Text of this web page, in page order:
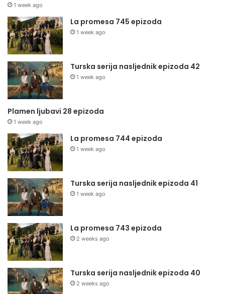
1 week ago
La promesa 745 epizoda
1 week ago
Turska serija nasljednik epizoda 42
1 week ago
Plamen ljubavi 28 epizoda
1 week ago
La promesa 744 epizoda
1 week ago
Turska serija nasljednik epizoda 41
1 week ago
La promesa 743 epizoda
2 weeks ago
Turska serija nasljednik epizoda 40
2 weeks ago